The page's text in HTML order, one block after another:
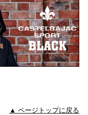
▲ ページトップに戻る